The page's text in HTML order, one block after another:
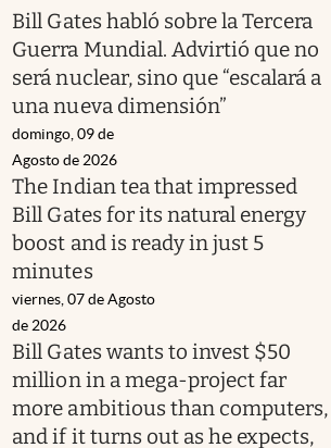
Bill Gates habló sobre la Tercera
Guerra Mundial. Advirtió que no
será nuclear, sino que “escalará a
una nueva dimensión”
domingo, 09 de
Agosto de 2026
The Indian tea that impressed
Bill Gates for its natural energy
boost and is ready in just 5
minutes
viernes, 07 de Agosto
de 2026
Bill Gates wants to invest $50
million in a mega-project far
more ambitious than computers,
and if it turns out as he expects,